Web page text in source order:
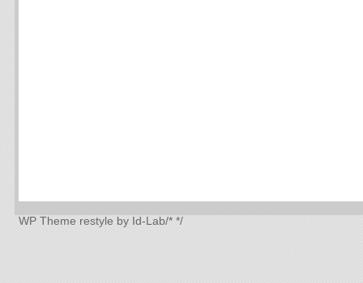
WP Theme restyle by Id-Lab/* */